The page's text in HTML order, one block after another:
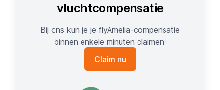
vluchtcompensatie
Bij ons kun je je flyAmelia-compensatie
binnen enkele minuten claimen!
Claim nu